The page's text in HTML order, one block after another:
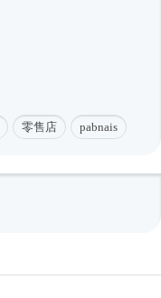
零售店 pabnais